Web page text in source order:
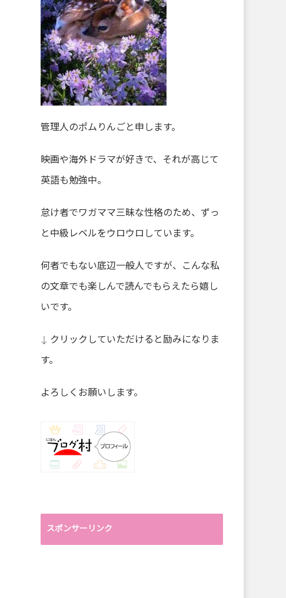
管理人のポムりんごと申します。
映画や海外ドラマが好きで、それが高じて
英語も勉強中。
怠け者でワガママ三昧な性格のため、ずっ
と中級レベルをウロウロしています。
何者でもない底辺一般人ですが、こんな私
の文章でも楽しんで読んでもらえたら嬉し
いです。
↓ クリックしていただけると励みになりま
す。
よろしくお願いします。
スポンサーリンク